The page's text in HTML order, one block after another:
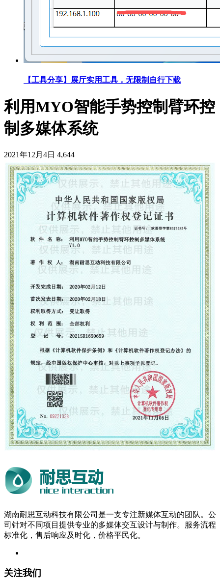
【工具分享】展厅实用工具，无限制自行下载
利用MYO智能手势控制臂环控
制多媒体系统
2021年12月4日 4,644
湖南耐思互动科技有限公司是一支专注新媒体互动的团队。公
司针对不同项目提供专业的多媒体交互设计与制作。服务流程
标准化，售后响应及时化，价格平民化。
关注我们